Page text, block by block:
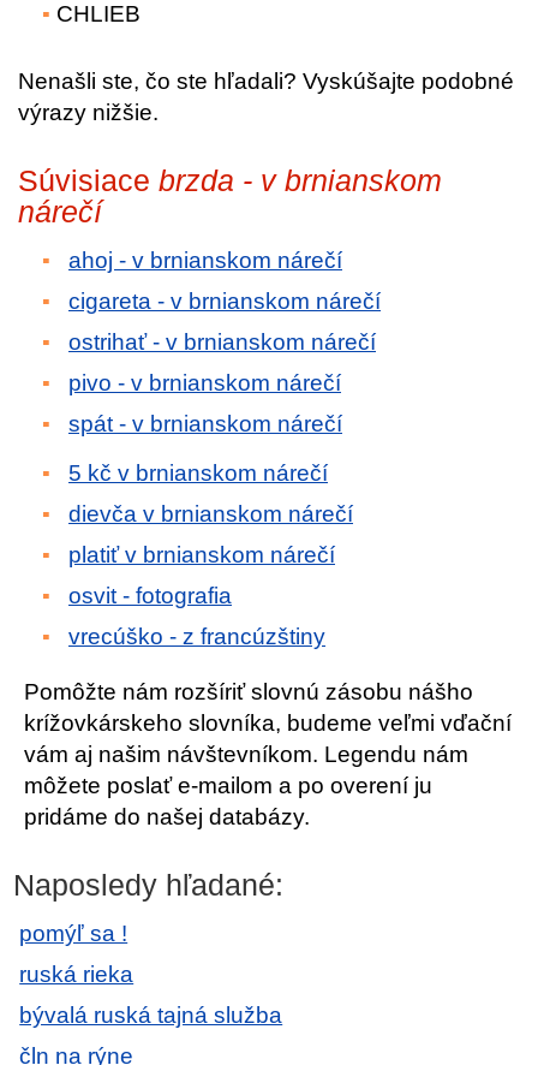
CHLIEB
Nenašli ste, čo ste hľadali? Vyskúšajte podobné
výrazy nižšie.
Súvisiace brzda - v brnianskom
nárečí
ahoj - v brnianskom nárečí
cigareta - v brnianskom nárečí
ostrihať - v brnianskom nárečí
pivo - v brnianskom nárečí
spát - v brnianskom nárečí
5 kč v brnianskom nárečí
dievča v brnianskom nárečí
platiť v brnianskom nárečí
osvit - fotografia
vrecúško - z francúzštiny
Pomôžte nám rozšíriť slovnú zásobu nášho
krížovkárskeho slovníka, budeme veľmi vďační
vám aj našim návštevníkom. Legendu nám
môžete poslať e-mailom a po overení ju
pridáme do našej databázy.
Naposledy hľadané:
pomýľ sa !
ruská rieka
bývalá ruská tajná služba
čln na rýne